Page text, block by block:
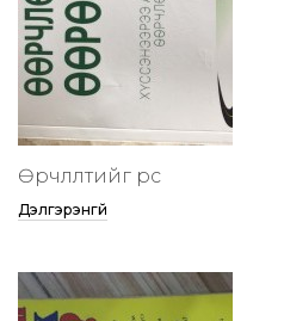
Өөрчлөлтийг өөрөөсөө
Дэлгэрэнгүй